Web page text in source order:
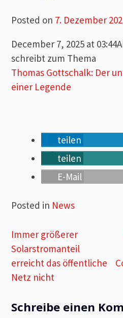
Posted on 7. Dezember
December 7, 2025 at
schreibt zum Thema
Thomas Gottschalk: Der
einer Legende
teilen
teilen
E-Mail
Posted in News
Immer größerer
Solarstromanteil
erreicht das öffentliche
Netz nicht
Schreibe einen